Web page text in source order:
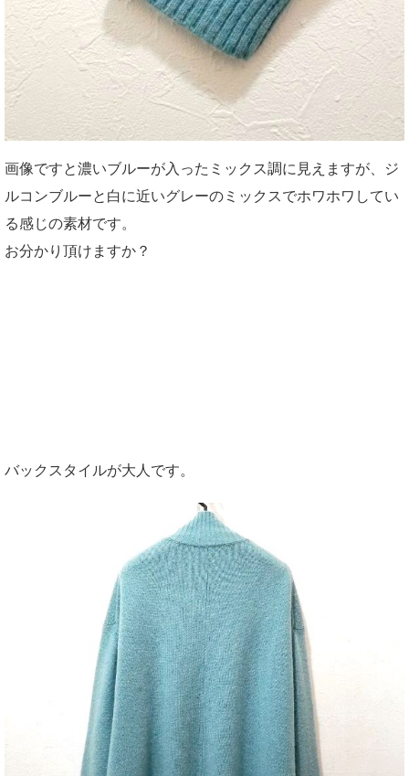
画像ですと濃いブルーが入ったミックス調に見えますが、ジ
ルコンブルーと白に近いグレーのミックスでホワホワしてい
る感じの素材です。
お分かり頂けますか？
バックスタイルが大人です。